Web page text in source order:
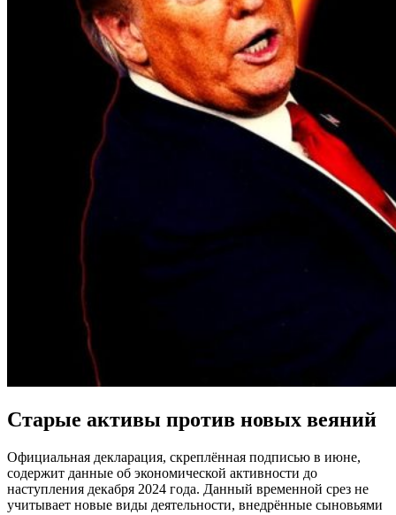
Старые активы против новых веяний
Официальная декларация, скреплённая подписью в июне,
содержит данные об экономической активности до
наступления декабря 2024 года. Данный временной срез не
учитывает новые виды деятельности, внедрённые сыновьями